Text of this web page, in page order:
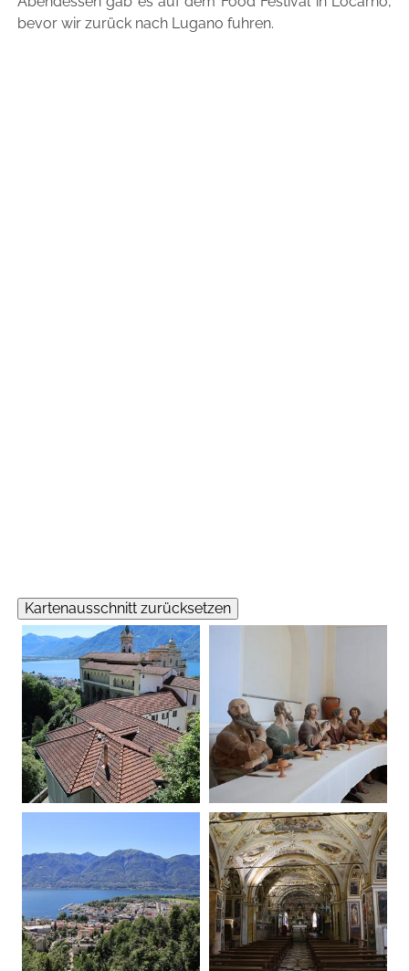
bevor wir zurück nach Lugano fuhren.
Kartenausschnitt zurücksetzen